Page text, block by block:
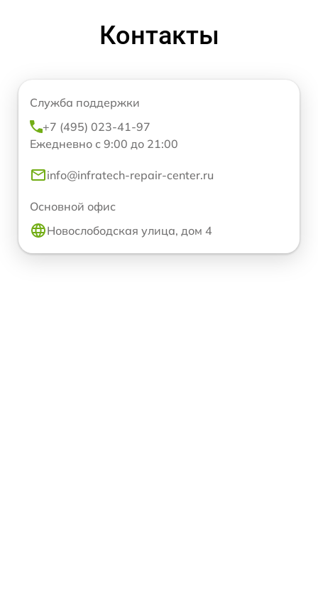
Контакты
Служба поддержки
+7 (495) 023-41-97
Ежедневно с 9:00 до 21:00
info@infratech-repair-center.ru
Основной офис
Новослободская улица, дом 4